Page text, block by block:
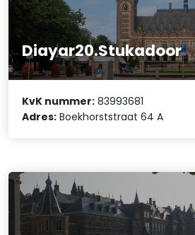
Diayar20.Stukadoor
KvK nummer: 83993681
Adres: Boekhorststraat 64 A